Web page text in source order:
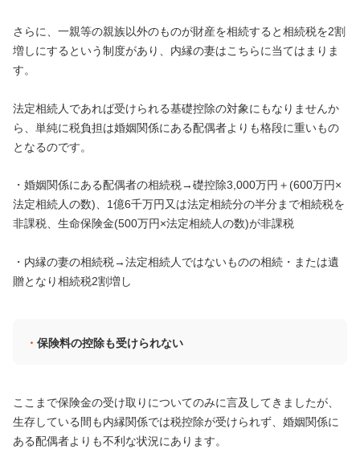
さらに、一親等の親族以外のものが財産を相続すると相続税を2割
増しにするという制度があり、内縁の妻はこちらに当てはまりま
す。
法定相続人であれば受けられる基礎控除の対象にもなりませんか
ら、単純に税負担は婚姻関係にある配偶者よりも格段に重いもの
となるのです。
・婚姻関係にある配偶者の相続税→礎控除3,000万円＋(600万円×
法定相続人の数)、1億6千万円又は法定相続分の半分まで相続税を
非課税、生命保険金(500万円×法定相続人の数)が非課税
・内縁の妻の相続税→法定相続人ではないものの相続・または遺
贈となり相続税2割増し
保険料の控除も受けられない
ここまで保険金の受け取りについてのみに言及してきましたが、
生存している間も内縁関係では税控除が受けられず、婚姻関係に
ある配偶者よりも不利な状況にあります。